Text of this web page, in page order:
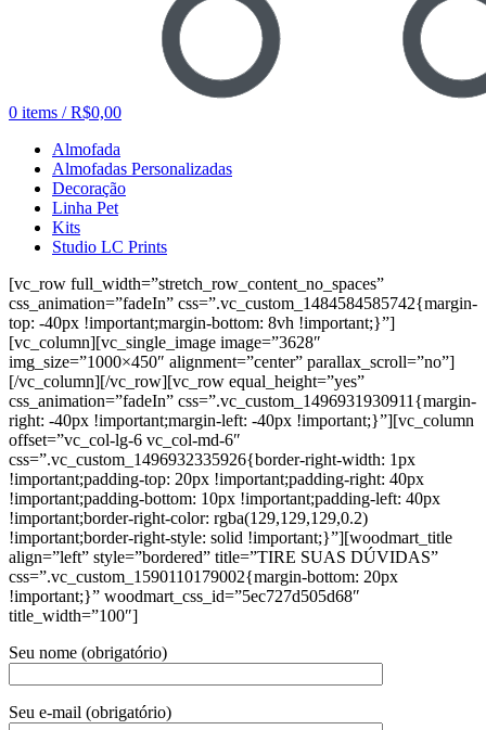
0 items / R$0,00
Almofada
Almofadas Personalizadas
Decoração
Linha Pet
Kits
Studio LC Prints
[vc_row full_width=”stretch_row_content_no_spaces”
css_animation=”fadeIn” css=”.vc_custom_1484584585742{margin-
top: -40px !important;margin-bottom: 8vh !important;}”]
[vc_column][vc_single_image image=”3628″
img_size=”1000×450″ alignment=”center” parallax_scroll=”no”]
[/vc_column][/vc_row][vc_row equal_height=”yes”
css_animation=”fadeIn” css=”.vc_custom_1496931930911{margin-
right: -40px !important;margin-left: -40px !important;}”][vc_column
offset=”vc_col-lg-6 vc_col-md-6″
css=”.vc_custom_1496932335926{border-right-width: 1px
!important;padding-top: 20px !important;padding-right: 40px
!important;padding-bottom: 10px !important;padding-left: 40px
!important;border-right-color: rgba(129,129,129,0.2)
!important;border-right-style: solid !important;}”][woodmart_title
align=”left” style=”bordered” title=”TIRE SUAS DÚVIDAS”
css=”.vc_custom_1590110179002{margin-bottom: 20px
!important;}” woodmart_css_id=”5ec727d505d68″
title_width=”100″]
Seu nome (obrigatório)
Seu e-mail (obrigatório)